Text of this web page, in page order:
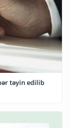
təyin edilib